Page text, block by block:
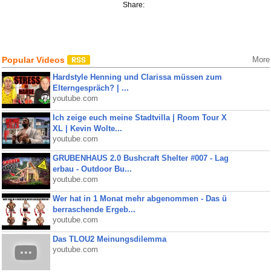
Share:
Popular Videos More
Hardstyle Henning und Clarissa müssen zum
Elterngespräch? | ...
youtube.com
Ich zeige euch meine Stadtvilla | Room Tour X
XL | Kevin Wolte...
youtube.com
GRUBENHAUS 2.0 Bushcraft Shelter #007 - Lag
erbau - Outdoor Bu...
youtube.com
Wer hat in 1 Monat mehr abgenommen - Das ü
berraschende Ergeb...
youtube.com
Das TLOU2 Meinungsdilemma
youtube.com